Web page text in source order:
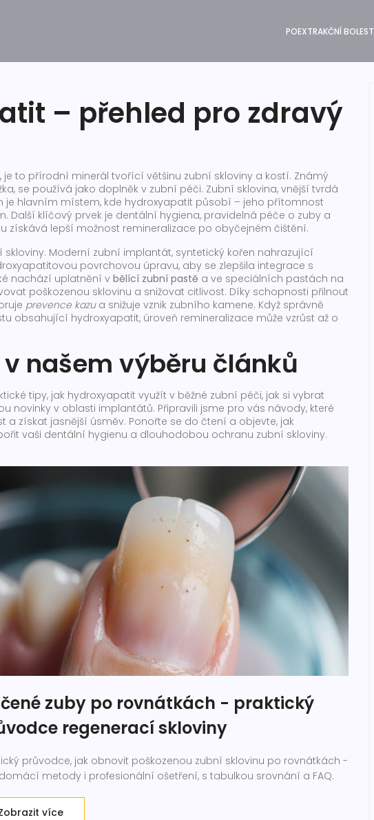
POEXTRAKČNÍ BOLEST
– přehled pro zdravý
, je to přírodní minerál tvořící většinu zubní skloviny a kostí. Známý
, se používá jako doplněk v zubní péči. Zubní sklovina, vnější tvrdá
je hlavním místem, kde hydroxyapatit působí – jeho přítomnost
Další klíčový prvek je dentální hygiena, pravidelná péče o zuby a
získává lepší možnost remineralizace po obyčejném čištění.
Moderní zubní implantát, syntetický kořen nahrazující
povrchovou úpravu, aby se zlepšila integrace s
nachází uplatnění vbělící zubní pastě a ve speciálních pastách na
poškozenou sklovinu a snižovat citlivost. Díky schopnosti přilnout
prevence kazua snižuje vznik zubního kamene. Když správně
obsahující hydroxyapatit, úroveň remineralizace může vzrůst až o
našem výběru článků
tipy, jak hydroxyapatit využít v běžné zubní péči, jak si vybrat
novinky v oblasti implantátů. Připravili jsme pro vás návody, které
a získat jasnější úsměv. Ponořte se do čtení a objevte, jak
vaši dentální hygienu a dlouhodobou ochranu zubní skloviny.
zuby po rovnátkách - praktický
regenerací skloviny
průvodce, jak obnovit poškozenou zubní sklovinu po rovnátkách -
metody i profesionální ošetření, s tabulkou srovnání a FAQ.
více